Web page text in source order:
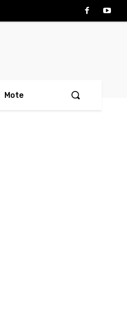
Mote